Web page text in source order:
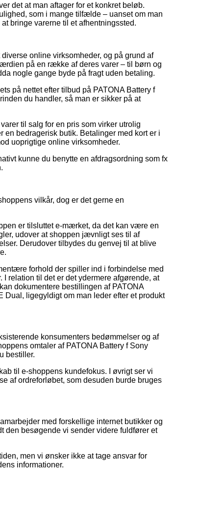
det at man aftager for et konkret beløb.
som i mange tilfælde – uanset om man
bringe varerne til et afhentningssted.
online virksomheder, og på grund af
på en række af deres varer – til børn og
nogle gange byde på fragt uden betaling.
på nettet efter tilbud på PATONA Battery f
du handler, så man er sikker på at
til salg for en pris som virker utrolig
bedragerisk butik. Betalinger med kort er i
uoprigtige online virksomheder.
kunne du benytte en afdragsordning som fx
vilkår, dog er det gerne en
er tilsluttet e-mærket, da det kan være en
udover at shoppen jævnligt ses til af
Derudover tilbydes du genvej til at blive
forhold der spiller ind i forbindelse med
relation til det er det ydermere afgørende, at
dokumentere bestillingen af PATONA
Dual, ligegyldigt om man leder efter et produkt
konsumenters bedømmelser og af
omtaler af PATONA Battery f Sony
bestiller.
til e-shoppens kundefokus. I øvrigt ser vi
af ordreforløbet, som desuden burde bruges
med forskellige internet butikker og
den besøgende vi sender videre fuldfører et
men vi ønsker ikke at tage ansvar for
informationer.